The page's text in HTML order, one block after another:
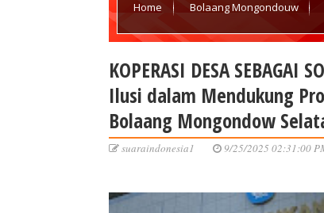
Home Bolaang Mongondouw
KOPERASI DESA SEBAGAI
Ilusi dalam Mendukung
Bolaang Mongondow
suaraindonesia1 9/25/2025 02:31:00